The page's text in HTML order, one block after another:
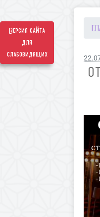
Версия сайта
для
слабовидящих